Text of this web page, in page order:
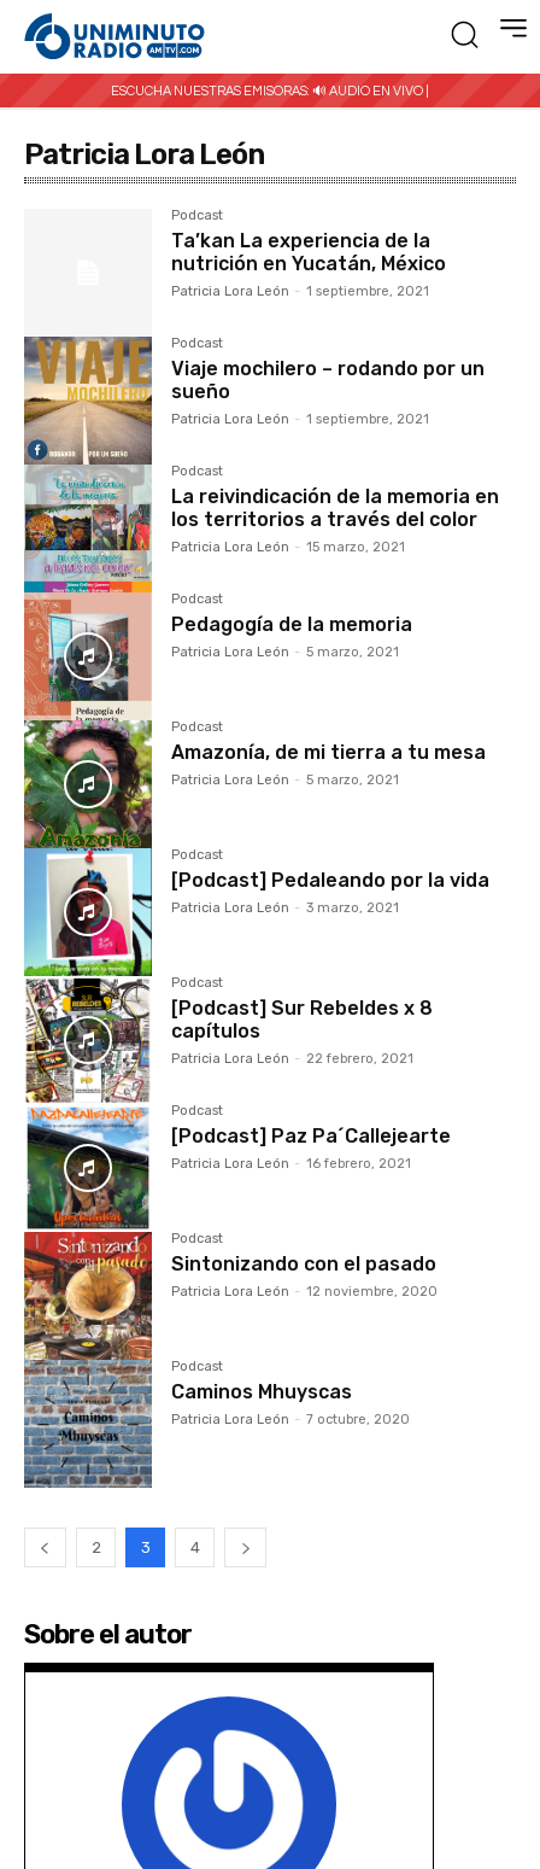
ESCUCHA NUESTRAS EMISORAS: 🔊 AUDIO EN VIVO |
Patricia Lora León
Podcast
Ta’kan La experiencia de la
nutrición en Yucatán, México
Patricia Lora León - 1 septiembre, 2021
Podcast
Viaje mochilero – rodando por un
sueño
Patricia Lora León - 1 septiembre, 2021
Podcast
La reivindicación de la memoria en
los territorios a través del color
Patricia Lora León - 15 marzo, 2021
Podcast
Pedagogía de la memoria
Patricia Lora León - 5 marzo, 2021
Podcast
Amazonía, de mi tierra a tu mesa
Patricia Lora León - 5 marzo, 2021
Podcast
[Podcast] Pedaleando por la vida
Patricia Lora León - 3 marzo, 2021
Podcast
[Podcast] Sur Rebeldes x 8
capítulos
Patricia Lora León - 22 febrero, 2021
Podcast
[Podcast] Paz Pa´Callejearte
Patricia Lora León - 16 febrero, 2021
Podcast
Sintonizando con el pasado
Patricia Lora León - 12 noviembre, 2020
Podcast
Caminos Mhuyscas
Patricia Lora León - 7 octubre, 2020
2 3 4
Sobre el autor